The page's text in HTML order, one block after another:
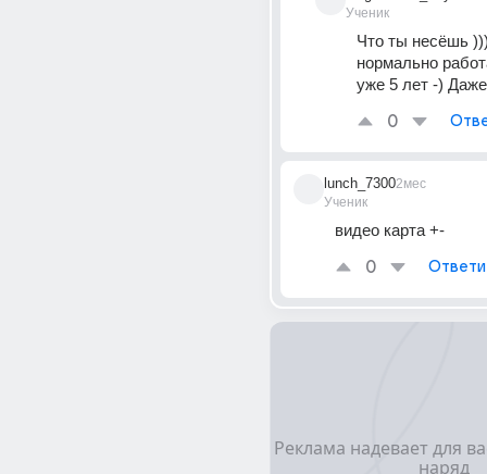
Ученик
Что ты несёшь
нормально
уже 5 лет -)
0
lunch_7300
Ученик
2мес
видео карта +-
0